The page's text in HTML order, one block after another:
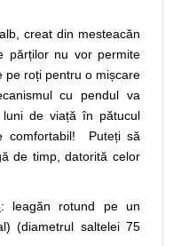
creat din mesteacăn
părților nu vor permite
pe roți pentru o mișcare
cu pendul va
de viață în pătucul
comfortabil! Puteți să
de timp, datorită celor
: leagăn rotund pe un
(diametrul saltelei 75